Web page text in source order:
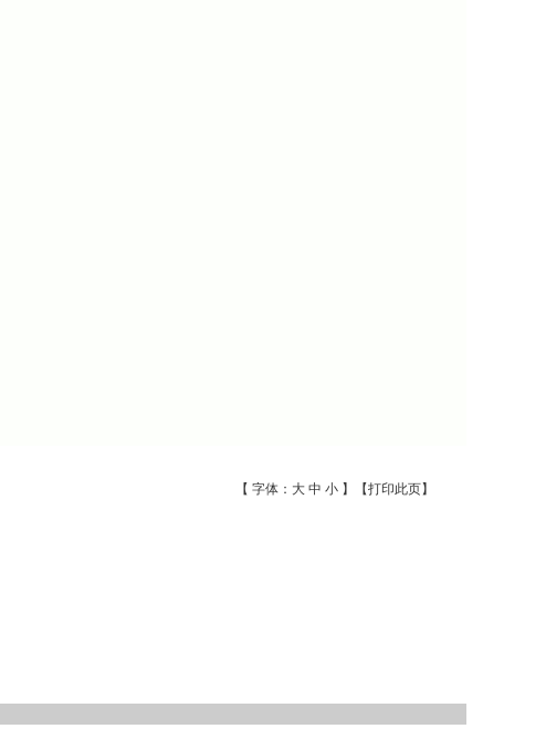
【 字体： 大 中 小】【打印此页】